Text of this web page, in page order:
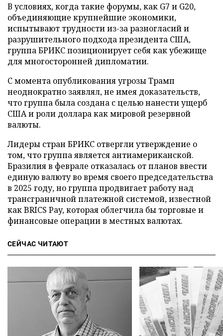
В условиях, когда такие форумы, как G7 и G20,
объединяющие крупнейшие экономики,
испытывают трудности из-за разногласий и
разрушительного подхода президента США,
группа БРИКС позиционирует себя как убежище
для многосторонней дипломатии.
С момента опубликования угрозы Трамп
неоднократно заявлял, не имея доказательств,
что группа была создана с целью нанести ущерб
США и роли доллара как мировой резервной
валюты.
Лидеры стран БРИКС отвергли утверждение о
том, что группа является антиамериканской.
Бразилия в феврале отказалась от планов ввести
единую валюту во время своего председательства
в 2025 году, но группа продвигает работу над
трансграничной платежной системой, известной
как BRICS Pay, которая облегчила бы торговые и
финансовые операции в местных валютах.
СЕЙЧАС ЧИТАЮТ